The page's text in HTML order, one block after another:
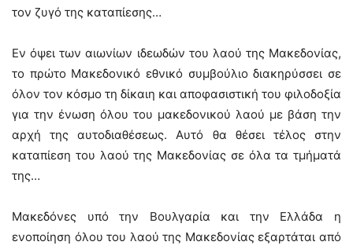
τον ζυγό της καταπίεσης…
Εν όψει των αιωνίων ιδεωδών του λαού της Μακεδονίας,
το πρώτο Μακεδονικό εθνικό συμβούλιο διακηρύσσει σε
όλον τον κόσμο τη δίκαιη και αποφασιστική του φιλοδοξία
για την ένωση όλου του μακεδονικού λαού με βάση την
αρχή της αυτοδιαθέσεως. Αυτό θα θέσει τέλος στην
καταπίεση του λαού της Μακεδονίας σε όλα τα τμήματά
της…
Μακεδόνες υπό την Βουλγαρία και την Ελλάδα η
ενοποίηση όλου του λαού της Μακεδονίας εξαρτάται από